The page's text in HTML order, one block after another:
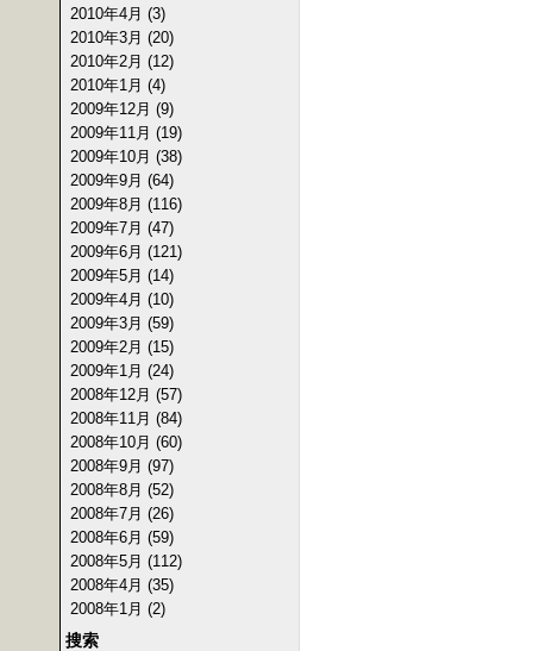
2010年4月 (3)
2010年3月 (20)
2010年2月 (12)
2010年1月 (4)
2009年12月 (9)
2009年11月 (19)
2009年10月 (38)
2009年9月 (64)
2009年8月 (116)
2009年7月 (47)
2009年6月 (121)
2009年5月 (14)
2009年4月 (10)
2009年3月 (59)
2009年2月 (15)
2009年1月 (24)
2008年12月 (57)
2008年11月 (84)
2008年10月 (60)
2008年9月 (97)
2008年8月 (52)
2008年7月 (26)
2008年6月 (59)
2008年5月 (112)
2008年4月 (35)
2008年1月 (2)
搜索